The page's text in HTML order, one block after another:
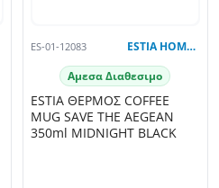
ES-01-12083 ESTIA HOME ART
Αμεσα Διαθεσιμο
ESTIA ΘΕΡΜΟΣ COFFEE
MUG SAVE THE AEGEAN
350ml MIDNIGHT BLACK